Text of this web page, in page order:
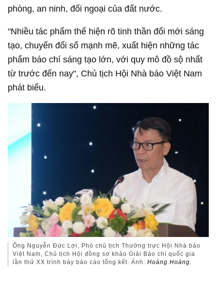
phòng, an ninh, đối ngoại của đất nước.
"Nhiều tác phẩm thể hiện rõ tinh thần đổi mới sáng
tạo, chuyển đổi số mạnh mẽ, xuất hiện những tác
phẩm báo chí sáng tạo lớn, với quy mô đồ sộ nhất
từ trước đến nay", Chủ tịch Hội Nhà báo Việt Nam
phát biểu.
Ông Nguyễn Đức Lợi, Phó chủ tịch Thường trực Hội Nhà báo
Việt Nam, Chủ tịch Hội đồng sơ khảo Giải Báo chí quốc gia
lần thứ XX trình bày báo cáo tổng kết. Ảnh:Hoàng Hoàng.